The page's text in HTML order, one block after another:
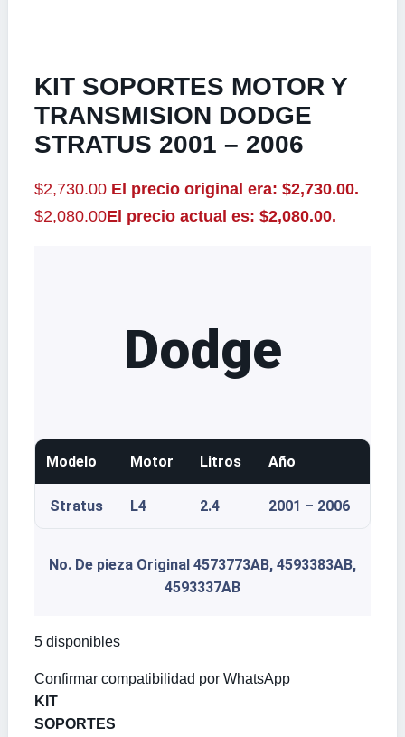
KIT SOPORTES MOTOR Y
TRANSMISION DODGE
STRATUS 2001 – 2006
$2,730.00 El precio original era: $2,730.00.
$2,080.00El precio actual es: $2,080.00.
Dodge
Modelo Motor Litros Año
Stratus L4 2.4 2001 – 2006
No. De pieza Original 4573773AB, 4593383AB,
4593337AB
5 disponibles
Confirmar compatibilidad por WhatsApp
KIT
SOPORTES